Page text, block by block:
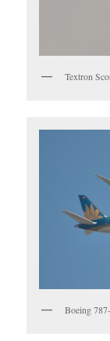
Textron
Boeing